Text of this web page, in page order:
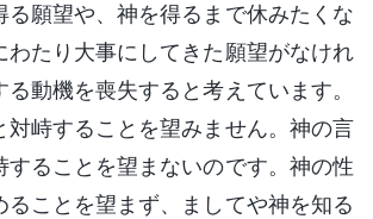
る願望や、神を得るまで休みたくな
わたり大事にしてきた願望がなけれ
動機を喪失すると考えています。
対峙することを望みません。神の言
することを望まないのです。神の性
ることを望まず、ましてや神を知る